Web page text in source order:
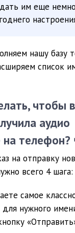
им еще
нашу базу
список
чтобы
аудио
на телефон?
на отправку
всего 4 шага:
самое
для нужного